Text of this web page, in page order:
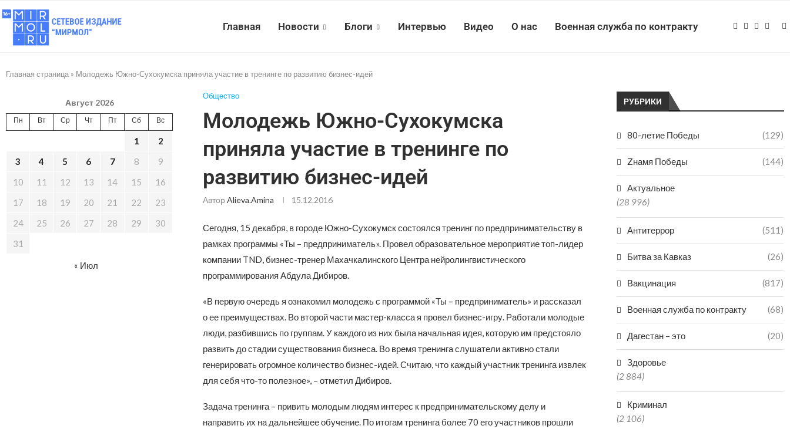
Главная Новости Блоги Интервью Видео О нас Военная служба по контракту
Главная страница » Молодежь Южно-Сухокумска приняла участие в тренинге по развитию бизнес-идей
Общество
Молодежь Южно-Сухокумска
приняла участие в тренинге по
развитию бизнес-идей
Автор Alieva.amina 15.12.2016
Сегодня, 15 декабря, в городе Южно-Сухокумск состоялся тренинг по предпринимательству в
рамках программы «Ты – предприниматель». Провел образовательное мероприятие топ-лидер
компании TND, бизнес-тренер Махачкалинского Центра нейролингвистического
программирования Абдула Дибиров.
«В первую очередь я ознакомил молодежь с программой «Ты – предприниматель» и рассказал
о ее преимуществах. Во второй части мастер-класса я провел бизнес-игру. Работали молодые
люди, разбившись по группам. У каждого из них была начальная идея, которую им предстояло
развить до стадии существования бизнеса. Во время тренинга слушатели активно стали
генерировать огромное количество бизнес-идей. Считаю, что каждый участник тренинга извлек
для себя что-то полезное», – отметил Дибиров.
Задача тренинга – привить молодым людям интерес к предпринимательскому делу и
направить их на дальнейшее обучение. По итогам тренинга более 70 его участников прошли
РУБРИКИ
80-летие Победы (129)
Zнамя Победы (144)
Актуальное
(28 996)
Антитеррор (511)
Битва за Кавказ (26)
Вакцинация (817)
Военная служба по контракту (68)
Дагестан – это (20)
Здоровье
(2 884)
Криминал
(2 106)
Август 2026
Пн Вт Ср Чт Пт Сб Вс
1
2
3
4 5 6 7 8
9
10
11 12 13 14 15
16
17
18 19 20 21 22
23
24
25 26 27 28 29
30
31
« Июл